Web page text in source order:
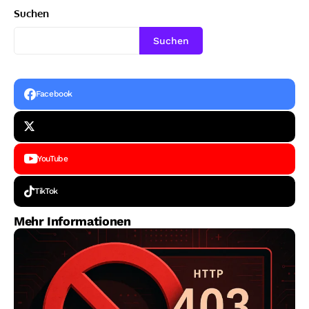
Suchen
Suchen
Facebook
YouTube
TikTok
Mehr Informationen